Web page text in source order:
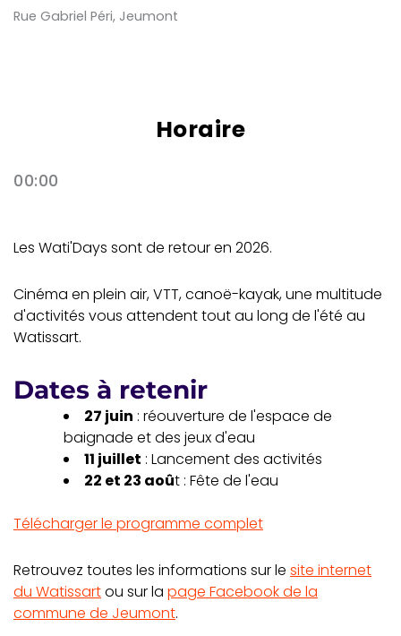
Rue Gabriel Péri, Jeumont
Horaire
00:00
Les Wati'Days sont de retour en 2026.
Cinéma en plein air, VTT, canoë-kayak, une multitude
d'activités vous attendent tout au long de l'été au
Watissart.
Dates à retenir
27 juin : réouverture de l'espace de
baignade et des jeux d'eau
11 juillet : Lancement des activités
22 et 23 août : Fête de l'eau
Télécharger le programme complet
Retrouvez toutes les informations sur le site internet
du Watissartou sur la page Facebook de la
commune de Jeumont.